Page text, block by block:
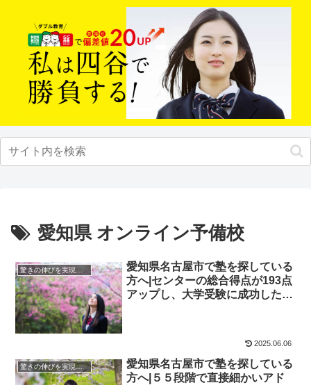
愛知県 オンライン予備校
驚きの伸びを実現｜先輩列伝
愛知県名古屋市で塾を探している
方へ|センターの総合得点が193点
アップし、大学受験に成功した先
2025.06.06
驚きの伸びを実現｜先輩列伝
愛知県名古屋市で塾を探している
方へ|５５段階で直接細かいアド